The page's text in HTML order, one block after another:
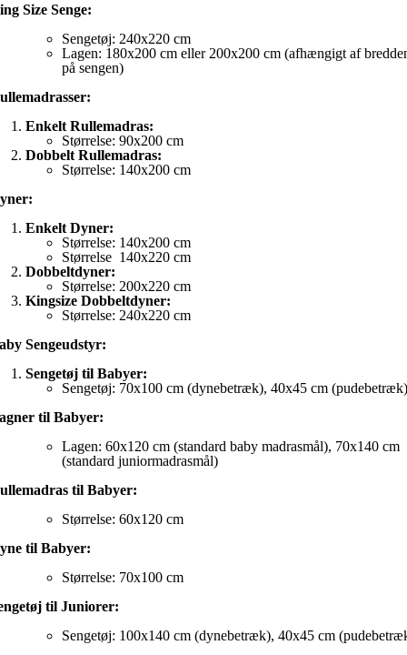
Size Senge:
Sengetøj: 240x220 cm
Lagen: 180x200 cm eller 200x200 cm (afhængigt af
på sengen)
Enkelt Rullemadras:
Størrelse: 90x200 cm
Dobbelt Rullemadras:
Størrelse: 140x200 cm
Enkelt Dyner:
Størrelse: 140x200 cm
Størrelse 140x220 cm
Dobbeltdyner:
Størrelse: 200x220 cm
Kingsize Dobbeltdyner:
Størrelse: 240x220 cm
Sengeudstyr:
Sengetøj til Babyer:
Sengetøj: 70x100 cm (dynebetræk), 40x45 cm (pudebetræk)
til Babyer:
Lagen: 60x120 cm (standard baby madrasmål), 70x140 cm
(standard juniormadrasmål)
til Babyer:
Størrelse: 60x120 cm
til Babyer:
Størrelse: 70x100 cm
til Juniorer:
Sengetøj: 100x140 cm (dynebetræk), 40x45 cm